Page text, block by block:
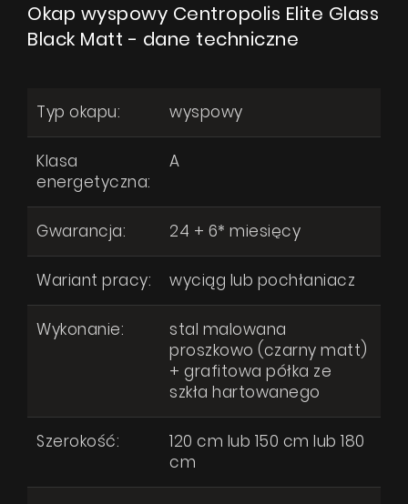
Okap wyspowy Centropolis Elite Glass
Black Matt - dane techniczne
Typ okapu: wyspowy
Klasa
energetyczna:
A
Gwarancja: 24 + 6* miesięcy
Wariant pracy: wyciąg lub pochłaniacz
Wykonanie:
stal malowana
proszkowo (czarny matt)
+ grafitowa półka ze
szkła hartowanego
Szerokość:
120 cm lub 150 cm lub 180
cm